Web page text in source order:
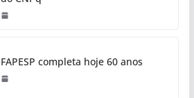
FAPESP completa hoje 60 anos